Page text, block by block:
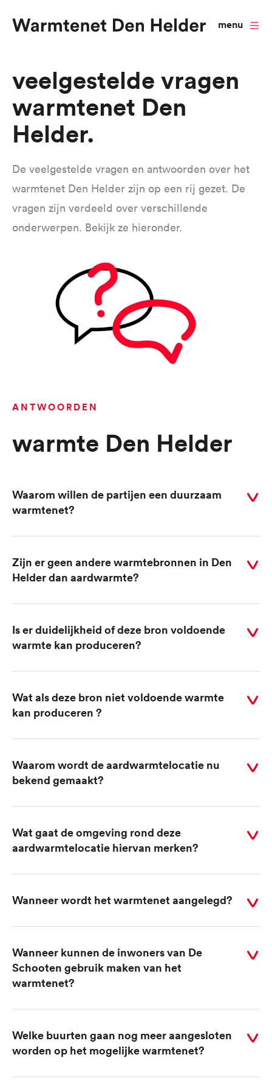
menu
en
naar
de
inhoud
gaan
Veelgestelde vragen
warmtenet Den
Helder
De veelgestelde vragen en antwoorden over het
warmtenet Den Helder zijn op een rij gezet. De
vragen zijn verdeeld over verschillende
onderwerpen. Bekijk ze hieronder.
ANTWOORDEN
Warmte Den Helder
Selecteer
voor
antwoord
Waarom willen de partijen een duurzaam
warmtenet?
Selecteer
voor
antwoord
Zijn er geen andere warmtebronnen in Den
Helder dan aardwarmte?
Selecteer
voor
antwoord
Is er duidelijkheid of deze bron voldoende
warmte kan produceren?
Selecteer
voor
antwoord
Wat als deze bron niet voldoende warmte
kan produceren ?
Selecteer
voor
antwoord
Waarom wordt de aardwarmtelocatie nu
bekend gemaakt?
Selecteer
voor
antwoord
Wat gaat de omgeving rond deze
aardwarmtelocatie hiervan merken?
Selecteer
Wanneer wordt het warmtenet aangelegd?
Selecteer
voor
Wanneer kunnen de inwoners van De
Schooten gebruik maken van het
warmtenet?
Selecteer
voor
antwoord
Welke buurten gaan nog meer aangesloten
worden op het mogelijke warmtenet?